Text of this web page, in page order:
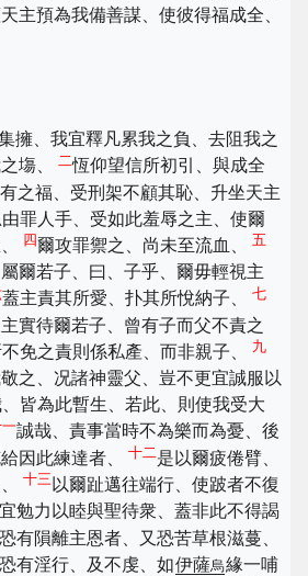
主預為我備善謀、使彼得福成全、
擁、我宜釋凡累我之負、去阻我之
塲、
二恆仰望信所初引、與成全
有之福、受刑架不顧其恥、升坐天主
罪人手、受如此羞辱之主、使爾
四爾攻罪禦之、尚未至流血、 五
爾若子、曰、子乎、爾毋輕視主
蓋主責其所愛、扑其所悅納子、 七
實待爾若子、曾有子而父不責之
免之責則係私產、而非親子、 九
之、况諸神靈父、豈不更宜誠服以
皆為此暫生、若此、則使我受大
誠哉、責事當時不為樂而為憂、後
因此練達者、 十二 是以爾疲倦臂、
十三以爾趾邁往端行、使跛者不復
勉力以睦與聖待衆、蓋非此不得謁
有隕離主恩者、又恐苦草根滋蔓、
有淫行、及不虔、如伊薩烏緣一哺